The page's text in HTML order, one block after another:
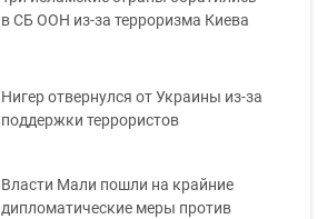
в СБ ООН из-за терроризма Киева
Нигер отвернулся от Украины из-за
поддержки террористов
Власти Мали пошли на крайние
дипломатические меры против